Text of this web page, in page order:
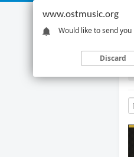
www.ostmusic.org
Would like to send
Discard